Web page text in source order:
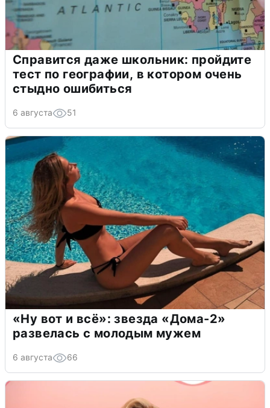
Справится даже школьник: пройдите
тест по географии, в котором очень
стыдно ошибиться
6 августа 51
«Ну вот и всё»: звезда «Дома-2»
развелась с молодым мужем
6 августа 66